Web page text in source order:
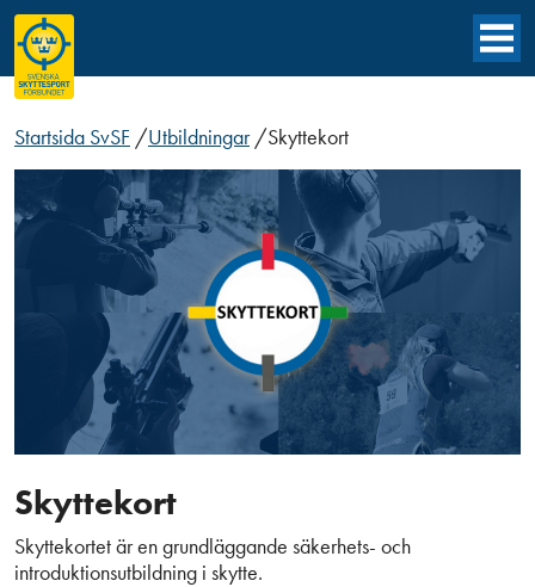
Startsida SvSF /Utbildningar /Skyttekort
Skyttekort
Skyttekortet är en grundläggande säkerhets- och
introduktionsutbildning i skytte.